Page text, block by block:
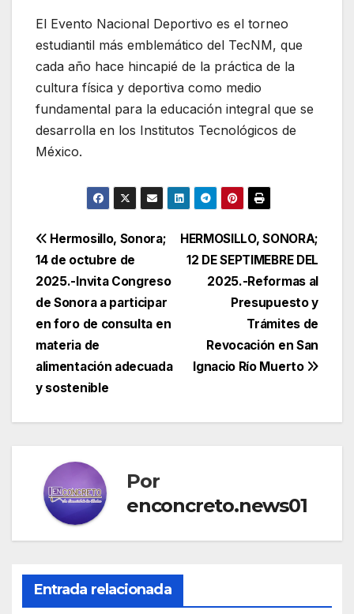
El Evento Nacional Deportivo es el torneo
estudiantil más emblemático del TecNM, que
cada año hace hincapié de la práctica de la
cultura física y deportiva como medio
fundamental para la educación integral que se
desarrolla en los Institutos Tecnológicos de
México.
Navegación
de
entradas
HERMOSILLO, SONORA;
12 DE SEPTIMEBRE DEL
2025.-Reformas al
Presupuesto y
Trámites de
Revocación en San
Ignacio Río Muerto
Hermosillo, Sonora;
14 de octubre de
2025.-Invita Congreso
de Sonora a participar
en foro de consulta en
materia de
alimentación adecuada
y sostenible
Por
enconcreto.news01
Entrada relacionada